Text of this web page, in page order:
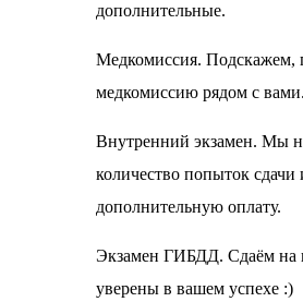
дополнительные.
Медкомиссия. Подскажем,
медкомиссию рядом с вами.
Внутренний экзамен. Мы
количество попыток сдачи
дополнительную оплату.
Экзамен ГИБДД. Сдаём
уверены в вашем успехе :)